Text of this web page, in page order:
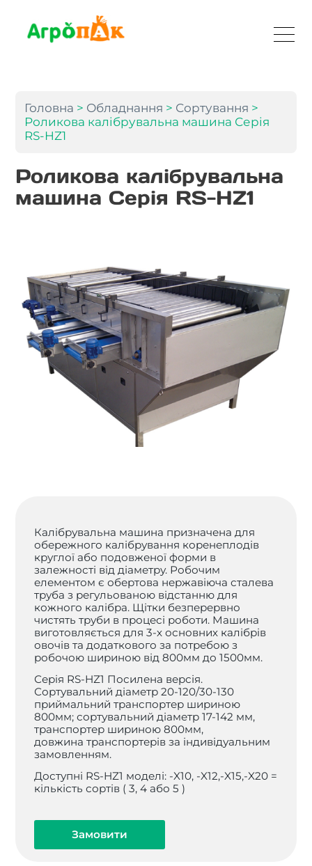
Головна > Обладнання > Сортування >
Роликова калібрувальна машина Серія
RS-HZ1
Роликова калібрувальна
машина Серія RS-HZ1
Калібрувальна машина призначена для
обережного калібрування коренеплодів
круглої або подовженої форми в
залежності від діаметру. Робочим
елементом є обертова нержавіюча сталева
труба з регульованою відстанню для
кожного калібра. Щітки безперервно
чистять труби в процесі роботи. Машина
виготовляється для 3-х основних калібрів
овочів та додаткового за потребою з
робочою шириною від 800мм до 1500мм.
Серія RS-HZ1 Посилена версія.
Сортувальний діаметр 20-120/30-130
приймальний транспортер шириною
800мм; сортувальний діаметр 17-142 мм,
транспортер шириною 800мм,
довжина транспортерів за індивідуальним
замовленням.
Доступні RS-HZ1 моделі: -X10, -X12,-X15,-X20 =
кількість сортів ( 3, 4 або 5 )
Замовити